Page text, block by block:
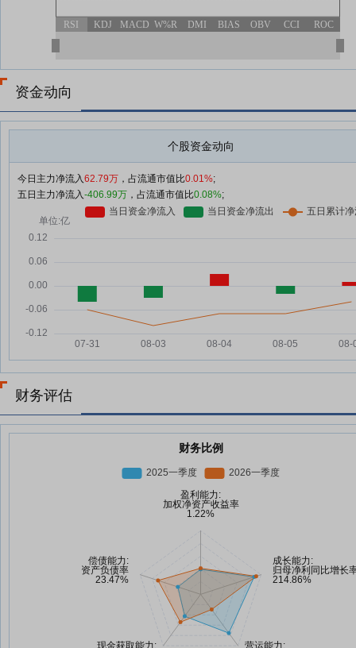
RSI KDJ MACD W%R DMI BIAS OBV CCI ROC
资金动向
个股资金动向
今日主力净流入62.79万 ，占流通市值比0.01%;
五日主力净流入-406.99万 ，占流通市值比0.08%;
财务评估
财务比例